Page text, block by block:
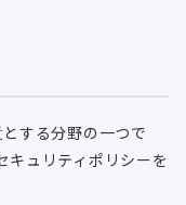
する分野の一つで
キュリティポリシーを